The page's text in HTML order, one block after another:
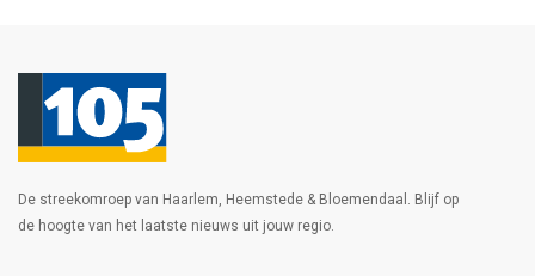
De streekomroep van Haarlem, Heemstede & Bloemendaal. Blijf op
de hoogte van het laatste nieuws uit jouw regio.